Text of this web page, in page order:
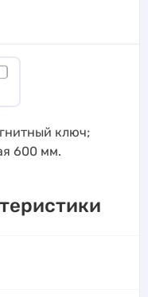
ключ;
600 мм.